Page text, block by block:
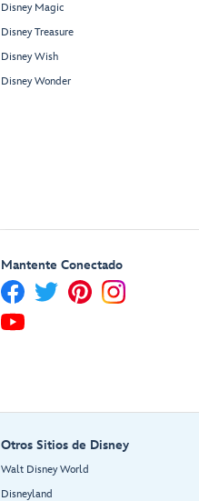
Disney Magic
Disney Treasure
Disney Wish
Disney Wonder
Mantente Conectado
Otros Sitios de Disney
Walt Disney World
Disneyland